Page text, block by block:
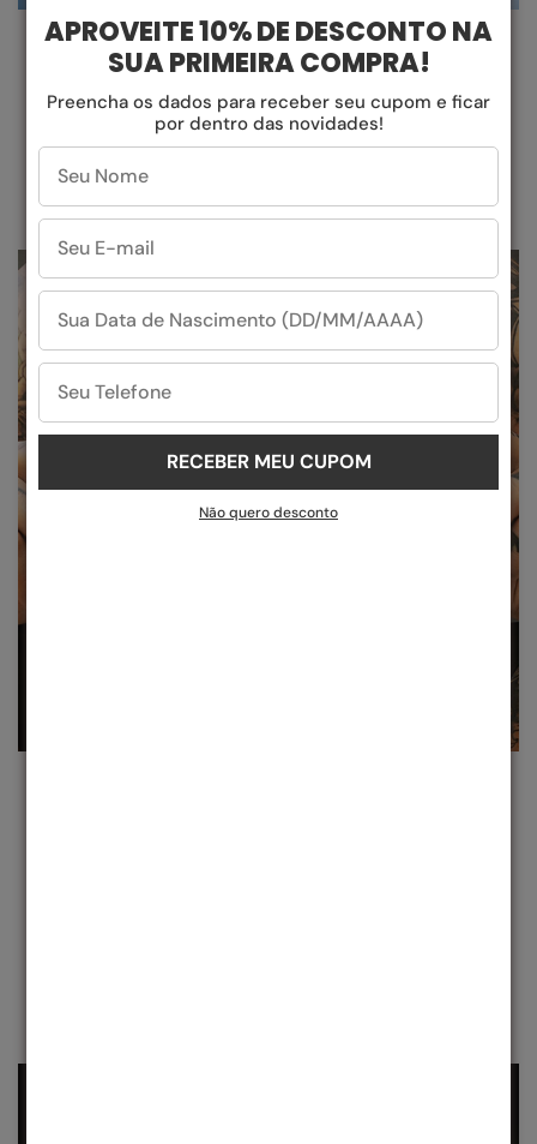
DESIGN QUE OUSA
Liberte-se do comum. Nossos designs ousados e
inovadores são criados para fazer uma declaração.
Destaque-se da multidãocom o estilo
característico da Evoke.
APROVEITE 10% DE DESCONTO NA
SUA PRIMEIRA COMPRA!
Preencha os dados para receber seu cupom e ficar
por dentro das novidades!
RECEBER MEU CUPOM
Não quero desconto